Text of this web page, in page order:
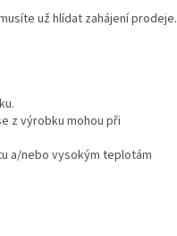
už hlídat zahájení prodeje.
z výrobku mohou při
a/nebo vysokým teplotám